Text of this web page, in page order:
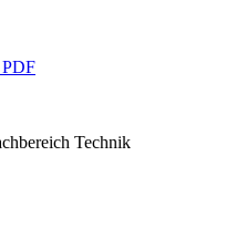
PDF
Technik